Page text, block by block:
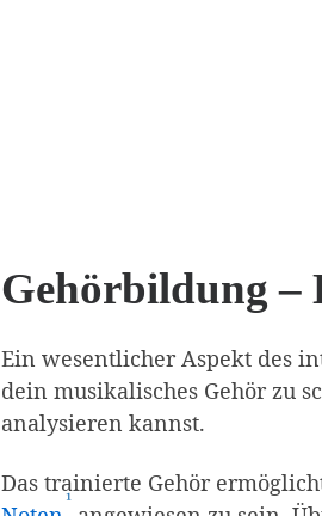
Gehörbildung –
Ein wesentlicher Aspekt des
dein musikalisches Gehör zu
analysieren kannst.
Das trainierte Gehör
¹